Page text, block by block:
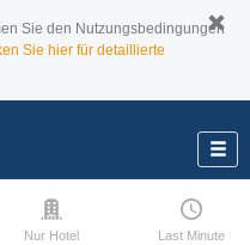
Sie den Nutzungsbedingungen
Sie hier für detaillierte
Nur Hotel Last Minute